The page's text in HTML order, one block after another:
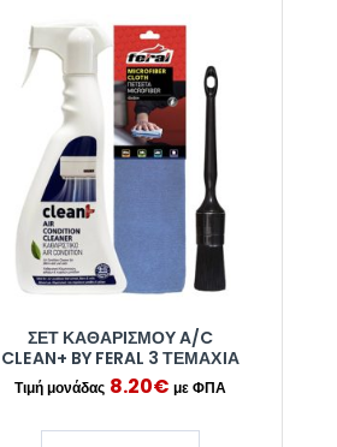
ΣΕΤ ΚΑΘΑΡΙΣΜΟΎ A/C
CLEAN+ BY FERAL 3 ΤΕΜΆΧΙΑ
8.20€